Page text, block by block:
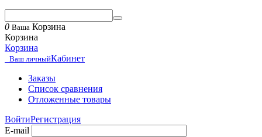
0 Ваша Корзина
Корзина
Корзина
Ваш личныйКабинет
Заказы
Список сравнения
Отложенные товары
ВойтиРегистрация
E-mail